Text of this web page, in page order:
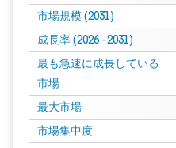
市場規模 (2031)
成長率 (2026 - 2031)
最も急速に成長している
市場
最大市場
市場集中度